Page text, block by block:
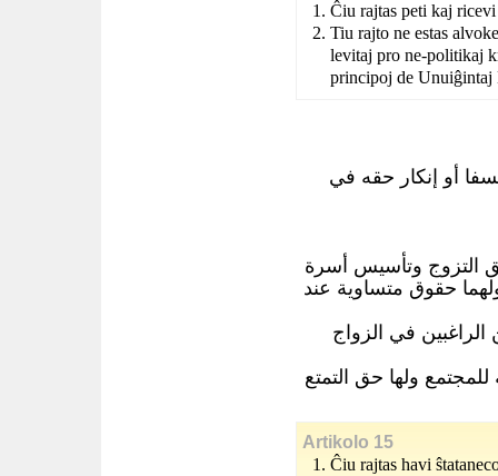
Ĉiu rajtas peti kaj
Tiu rajto ne estas
levitaj pro ne-politikaj
principoj de Unuiĝintaj
أو إنكار حقه في
التزوج وتأسيس أسرة
حقوق متساوية عند
الراغبين في الزواج
ولها حق التمتع
Artikolo 15
Ĉiu rajtas havi